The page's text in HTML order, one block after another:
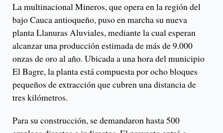
La multinacional Mineros, que opera en la región del
bajo Cauca antioqueño, puso en marcha su nueva
planta Llanuras Aluviales, mediante la cual esperan
alcanzar una producción estimada de más de 9.000
onzas de oro al año. Ubicada a una hora del municipio
El Bagre, la planta está compuesta por ocho bloques
pequeños de extracción que cubren una distancia de
tres kilómetros.
Para su construcción, se demandaron hasta 500